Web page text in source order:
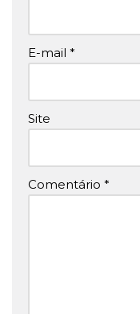
E-mail *
Site
Comentário *